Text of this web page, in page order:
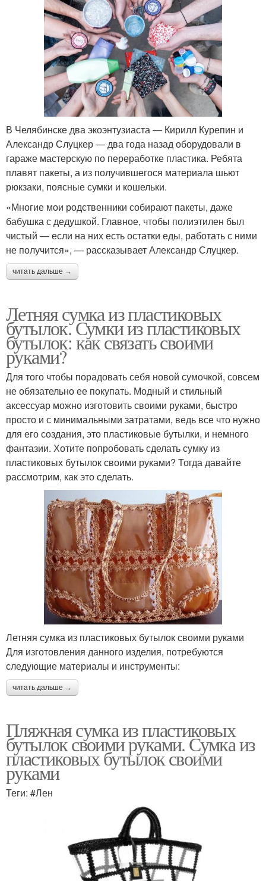
В Челябинске два экоэнтузиаста — Кирилл Курепин и
Александр Слуцкер — два года назад оборудовали в
гараже мастерскую по переработке пластика. Ребята
плавят пакеты, а из получившегося материала шьют
рюкзаки, поясные сумки и кошельки.
«Многие мои родственники собирают пакеты, даже
бабушка с дедушкой. Главное, чтобы полиэтилен был
чистый — если на них есть остатки еды, работать с ними
не получится», — рассказывает Александр Слуцкер.
читать дальше →
Летняя сумка из пластиковых
бутылок. Сумки из пластиковых
бутылок: как связать своими
руками?
Для того чтобы порадовать себя новой сумочкой, совсем
не обязательно ее покупать. Модный и стильный
аксессуар можно изготовить своими руками, быстро
просто и с минимальными затратами, ведь все что нужно
для его создания, это пластиковые бутылки, и немного
фантазии. Хотите попробовать сделать сумку из
пластиковых бутылок своими руками? Тогда давайте
рассмотрим, как это сделать.
Летняя сумка из пластиковых бутылок своими руками
Для изготовления данного изделия, потребуются
следующие материалы и инструменты:
читать дальше →
Пляжная сумка из пластиковых
бутылок своими руками. Сумка из
пластиковых бутылок своими
руками
Теги: #Лен